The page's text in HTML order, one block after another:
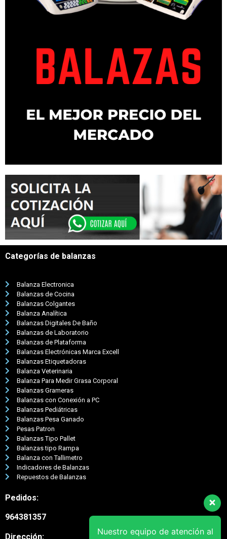
Categorías de balanzas
Balanza Electronica
Balanzas de Cocina
Balanzas Colgantes
Balanza Analítica
Balanzas Digitales De Baño
Balanzas de Laboratorio
Balanzas de Plataforma
Balanzas Electrónicas Marca Excell
Balanzas Etiquetadoras
Balanza Veterinaria
Balanza Para Medir Grasa Corporal
Balanzas Grameras
Balanzas con Conexión a PC
Balanzas Pediátricas
Balanzas Pesa Ganado
Pesas Patron
Balanzas Tipo Pallet
Balanzas tipo Rampa
Balanza con Tallimetro
Indicadores de Balanzas
Repuestos de Balanzas
Pedidos:
964381357
Dirección:
Nuestro equipo de atención al